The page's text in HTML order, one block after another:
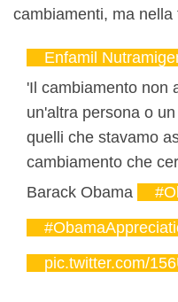
cambiamenti, ma nella
Enfamil
'Il cambiamento non
un'altra persona o
quelli che stavamo
cambiamento che
Barack Obama
pic.twitter.com/